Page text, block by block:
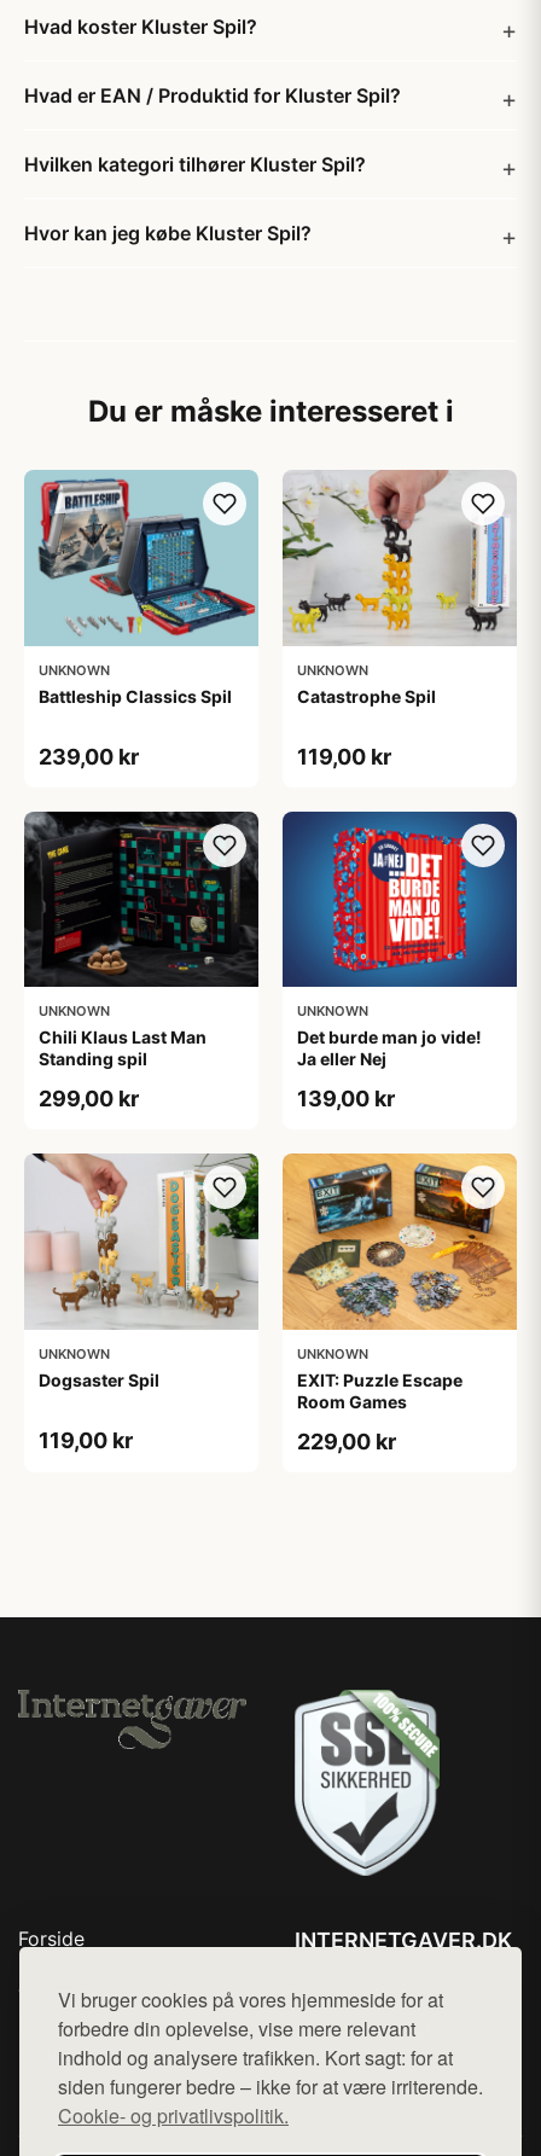
Vi bruger cookies på vores hjemmeside for at
forbedre din oplevelse, vise mere relevant
indhold og analysere trafikken. Kort sagt: for at
siden fungerer bedre – ikke for at være irriterende.
Cookie- og privatlivspolitik.
Hvad koster Kluster Spil?
Hvad er EAN / Produktid for Kluster Spil?
Hvilken kategori tilhører Kluster Spil?
Hvor kan jeg købe Kluster Spil?
Du er måske interesseret i
UNKNOWN
Battleship Classics Spil
239,00 kr
UNKNOWN
Catastrophe Spil
119,00 kr
UNKNOWN
Chili Klaus Last Man
Standing spil
299,00 kr
UNKNOWN
Det burde man jo vide!
Ja eller Nej
139,00 kr
UNKNOWN
Dogsaster Spil
119,00 kr
UNKNOWN
EXIT: Puzzle Escape
Room Games
229,00 kr
Forside
Top Rabatter
Blog
Kontakt
INTERNETGAVER.DK
Mail: hej@want.dk
Cookie- og privatlivspolitik